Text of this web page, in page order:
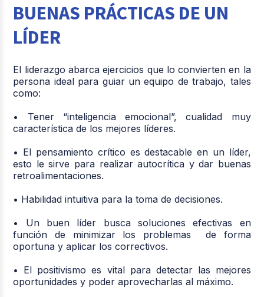
BUENAS PRÁCTICAS DE UN
LÍDER
El liderazgo abarca ejercicios que lo convierten en la
persona ideal para guiar un equipo de trabajo, tales
como:
• Tener “inteligencia emocional”, cualidad muy
característica de los mejores líderes.
• El pensamiento crítico es destacable en un líder,
esto le sirve para realizar autocrítica y dar buenas
retroalimentaciones.
• Habilidad intuitiva para la toma de decisiones.
• Un buen líder busca soluciones efectivas en
función de minimizar los problemas de forma
oportuna y aplicar los correctivos.
• El positivismo es vital para detectar las mejores
oportunidades y poder aprovecharlas al máximo.